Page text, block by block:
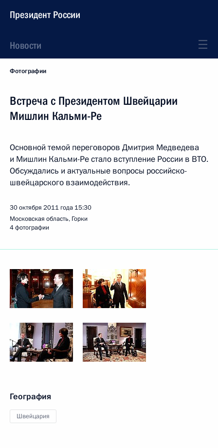
Президент России
Новости
Фотографии
Встреча с Президентом Швейцарии
Мишлин Кальми-Ре
Основной темой переговоров Дмитрия Медведева
и Мишлин Кальми-Ре стало вступление России в ВТО.
Обсуждались и актуальные вопросы российско-
швейцарского взаимодействия.
30 октября 2011 года 15:30
Московская область, Горки
4 фотографии
География
Швейцария